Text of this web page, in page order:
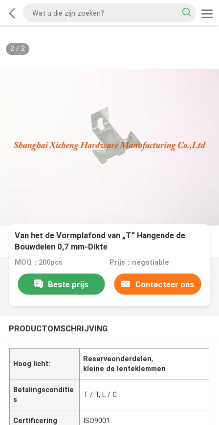
2/ 2
Van het de Vormplafond van „T“ Hangende de
Bouwdelen 0,7 mm-Dikte
MOQ：200pcs Prijs：negotiable
Beste prijs Contacteer ons
PRODUCTOMSCHRIJVING
Hoog licht:
Reserveonderdelen,
kleine de lenteklemmen
Betalingsconditie
s
T / T, L / C
Certificering ISO9001